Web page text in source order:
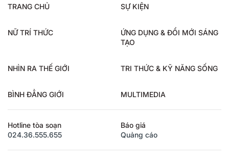
TRANG CHỦ SỰ KIỆN
NỮ TRÍ THỨC
ỨNG DỤNG & ĐỔI MỚI SÁNG
TẠO
NHÌN RA THẾ GIỚI TRI THỨC & KỸ NĂNG SỐNG
BÌNH ĐẲNG GIỚI MULTIMEDIA
Hotline tòa soạn
024.36.555.655
Báo giá
Quảng cáo